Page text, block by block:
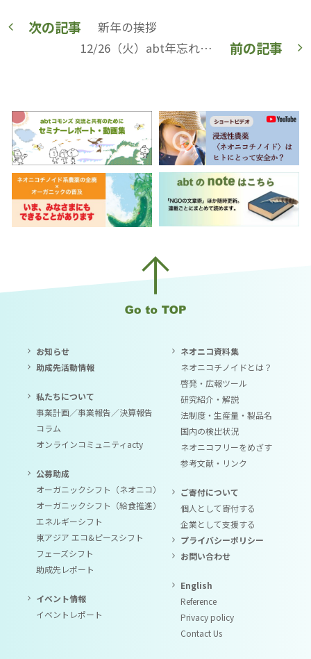
次の記事 新年の挨拶
前の記事
12/26（火）abt年忘れ交流会を開催します（オンライン・無料）
お知らせ
助成先活動情報
私たちについて
事業計画／事業報告／決算報告
コラム
オンラインコミュニティacty
公募助成
オーガニックシフト（ネオニコ）
オーガニックシフト（給食推進）
エネルギーシフト
東アジア エコ&ピースシフト
フェーズシフト
助成先レポート
イベント情報
イベントレポート
ネオニコ資料集
ネオニコチノイドとは？
啓発・広報ツール
研究紹介・解説
法制度・生産量・製品名
国内の検出状況
ネオニコフリーをめざす
参考文献・リンク
ご寄付について
個人として寄付する
企業として支援する
プライバシーポリシー
お問い合わせ
English
Reference
Privacy policy
Contact Us